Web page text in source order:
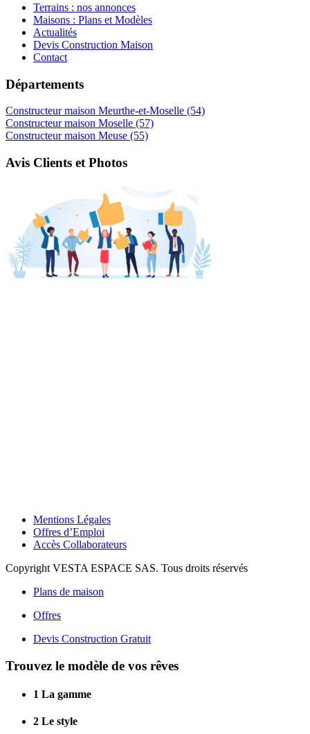
Terrains : nos annonces
Maisons : Plans et Modèles
Actualités
Devis Construction Maison
Contact
Départements
Constructeur maison Meurthe-et-Moselle (54)
Constructeur maison Moselle (57)
Constructeur maison Meuse (55)
Avis Clients et Photos
Mentions Légales
Offres d’Emploi
Accès Collaborateurs
Copyright VESTA ESPACE SAS. Tous droits réservés
Plans de maison
Offres
Devis Construction Gratuit
Trouvez le modèle de vos rêves
1 La gamme
2 Le style